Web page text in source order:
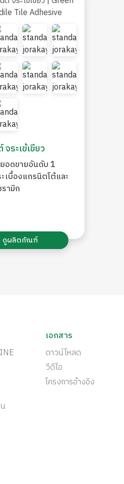
ระเข้เขียว
อดขายอันดับ 1
เบื้องแกรนิตโต้และ
ามิก
ดูผลิตภัณฑ์
เอกสาร
ดาวน์โหลด
วีดีโอ
โครงการอ้างอิง